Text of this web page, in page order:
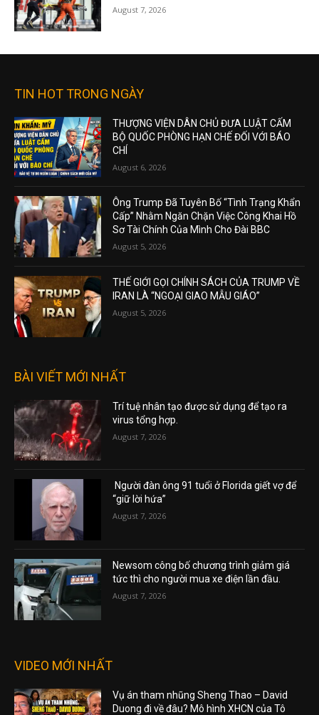
August 7, 2026
TIN HOT TRONG NGÀY
THƯỢNG VIỆN DÂN CHỦ ĐƯA LUẬT CẤM
BỘ QUỐC PHÒNG HẠN CHẾ ĐỐI VỚI BÁO
CHÍ
August 6, 2026
Ông Trump Đã Tuyên Bố “Tình Trạng Khẩn
Cấp” Nhằm Ngăn Chặn Việc Công Khai Hồ
Sơ Tài Chính Của Mình Cho Đài BBC
August 5, 2026
THẾ GIỚI GỌI CHÍNH SÁCH CỦA TRUMP VỀ
IRAN LÀ “NGOẠI GIAO MẪU GIÁO”
August 5, 2026
BÀI VIẾT MỚI NHẤT
Trí tuệ nhân tạo được sử dụng để tạo ra
virus tổng hợp.
August 7, 2026
Người đàn ông 91 tuổi ở Florida giết vợ để
“giữ lời hứa”
August 7, 2026
Newsom công bố chương trình giảm giá
tức thì cho người mua xe điện lần đầu.
August 7, 2026
VIDEO MỚI NHẤT
Vụ án tham nhũng Sheng Thao – David
Duong đi về đâu? Mô hình XHCN của Tô